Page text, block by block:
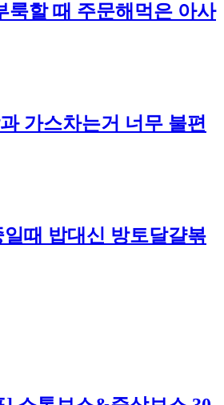
룩할 때 주문해먹은 아사
가스차는거 너무 불편
때 밥대신 방토달걀볶